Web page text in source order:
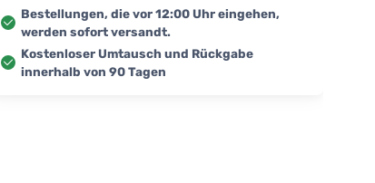
Bestellungen, die vor 12:00 Uhr eingehen,
werden sofort versandt.
Kostenloser Umtausch und Rückgabe
innerhalb von 90 Tagen